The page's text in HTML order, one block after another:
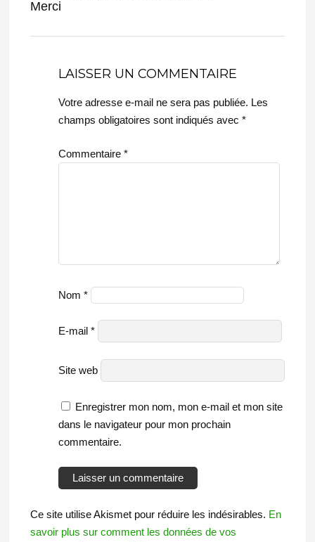
Merci
LAISSER UN COMMENTAIRE
Votre adresse e-mail ne sera pas publiée. Les
champs obligatoires sont indiqués avec *
Commentaire *
Nom *
E-mail *
Site web
Enregistrer mon nom, mon e-mail et mon site
dans le navigateur pour mon prochain
commentaire.
Ce site utilise Akismet pour réduire les indésirables. En
savoir plus sur comment les données de vos